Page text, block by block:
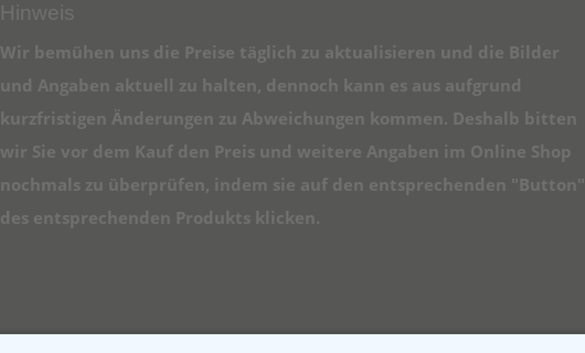
Hinweis
Wir bemühen uns die Preise täglich zu aktualisieren und die Bilder
und Angaben aktuell zu halten, dennoch kann es aus aufgrund
kurzfristigen Änderungen zu Abweichungen kommen. Deshalb bitten
wir Sie vor dem Kauf den Preis und weitere Angaben im Online Shop
nochmals zu überprüfen, indem sie auf den entsprechenden "Button"
des entsprechenden Produkts klicken.